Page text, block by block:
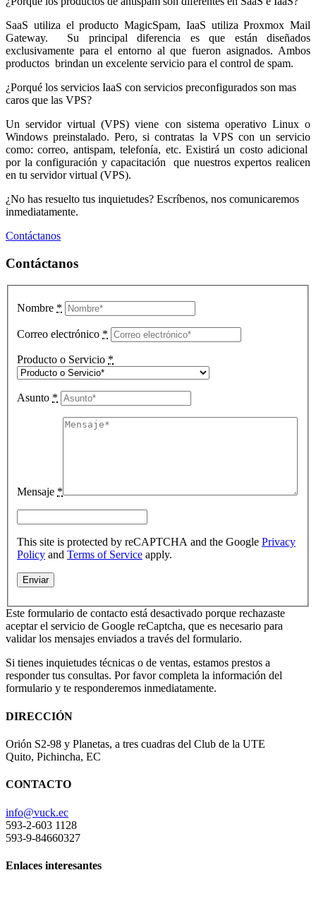
SaaS utiliza el producto MagicSpam, IaaS utiliza Proxmox Mail
Gateway. Su principal diferencia es que están diseñados
exclusivamente para el entorno al que fueron asignados. Ambos
productos brindan un excelente servicio para el control de spam.
¿Porqué los servicios IaaS con servicios preconfigurados son mas
caros que las VPS?
Un servidor virtual (VPS) viene con sistema operativo Linux o
Windows preinstalado. Pero, si contratas la VPS con un servicio
como: correo, antispam, telefonía, etc. Existirá un costo adicional
por la configuración y capacitación que nuestros expertos realicen
en tu servidor virtual (VPS).
¿No has resuelto tus inquietudes? Escríbenos, nos comunicaremos
inmediatamente.
Contáctanos
Contáctanos
Nombre *
Correo electrónico *
Producto o Servicio *
Asunto *
Mensaje *
This site is protected by reCAPTCHA and the Google Privacy
Policy and Terms of Service apply.
Este formulario de contacto está desactivado porque rechazaste
aceptar el servicio de Google reCaptcha, que es necesario para
validar los mensajes enviados a través del formulario.
Si tienes inquietudes técnicas o de ventas, estamos prestos a
responder tus consultas. Por favor completa la información del
formulario y te responderemos inmediatamente.
DIRECCIÓN
Orión S2-98 y Planetas, a tres cuadras del Club de la UTE
Quito, Pichincha, EC
CONTACTO
info@vuck.ec
593-2-603 1128
593-9-84660327
Enlaces interesantes